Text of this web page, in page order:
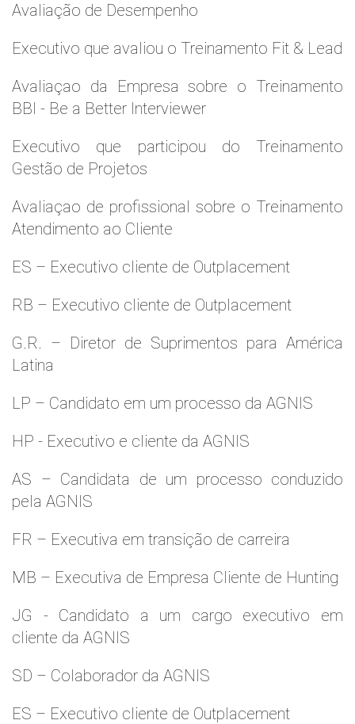
Avaliação de Desempenho
Executivo que avaliou o Treinamento Fit & Lead
Avaliaçao da Empresa sobre o Treinamento
BBI - Be a Better Interviewer
Executivo que participou do Treinamento
Gestão de Projetos
Avaliaçao de profissional sobre o Treinamento
Atendimento ao Cliente
ES – Executivo cliente de Outplacement
RB – Executivo cliente de Outplacement
G.R. – Diretor de Suprimentos para América
Latina
LP – Candidato em um processo da AGNIS
HP - Executivo e cliente da AGNIS
AS – Candidata de um processo conduzido
pela AGNIS
FR – Executiva em transição de carreira
MB – Executiva de Empresa Cliente de Hunting
JG - Candidato a um cargo executivo em
cliente da AGNIS
SD – Colaborador da AGNIS
ES – Executivo cliente de Outplacement